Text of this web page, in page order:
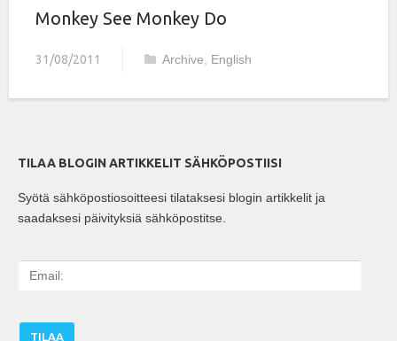
Monkey See Monkey Do
31/08/2011 Archive, English
TILAA BLOGIN ARTIKKELIT SÄHKÖPOSTIISI
Syötä sähköpostiosoitteesi tilataksesi blogin artikkelit ja
saadaksesi päivityksiä sähköpostitse.